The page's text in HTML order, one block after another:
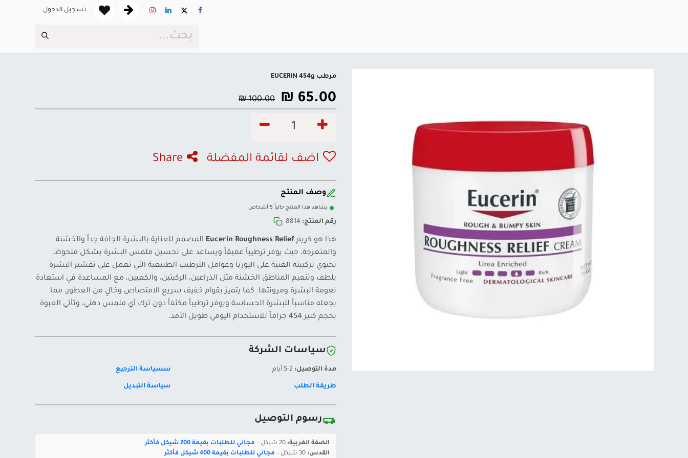
تسجيل الدخول
مرطب EUCERIN 454g
65.00
₪
100.00
₪
اضف لقائمة المفضلة Share
وصف المنتج
يشاهد هذا المنتج حالياً 5 أشخاص
رقم المنتج: 8814
هذا هو كريم Eucerin Roughness Relief المصمم للعناية بالبشرة الجافة جداً والخشنة
والمتعرجة، حيث يوفر ترطيباً عميقاً ويساعد على تحسين ملمس البشرة بشكل ملحوظ.
تحتوي تركيبته الغنية على اليوريا وعوامل الترطيب الطبيعية التي تعمل على تقشير البشرة
بلطف وتنعيم المناطق الخشنة مثل الذراعين، الركبتين، والكعبين، مع المساعدة في استعادة
نعومة البشرة ومرونتها. كما يتميز بقوام خفيف سريع الامتصاص وخالٍ من العطور، مما
يجعله مناسباً للبشرة الحساسة ويوفر ترطيباً مكثفاً دون ترك أي ملمس دهني، وتأتي العبوة
بحجم كبير 454 جراماً للاستخدام اليومي طويل الأمد.
سياسات الشركة
مدة التوصيل: سسياسة الترجيع
طريقة الطلب سياسة التبديل
رسوم التوصيل
الضفة الغربية:
مجاني للطلبات بقيمة 200 شيكل فأكثر
القدس:
مجاني للطلبات بقيمة 400 شيكل فأكثر